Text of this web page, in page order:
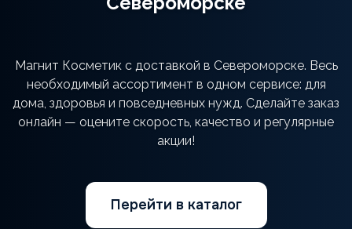
Магнит Косметик с доставкой в Североморске. Весь
необходимый ассортимент в одном сервисе: для
дома, здоровья и повседневных нужд. Сделайте заказ
онлайн — оцените скорость, качество и регулярные
акции!
Перейти в каталог